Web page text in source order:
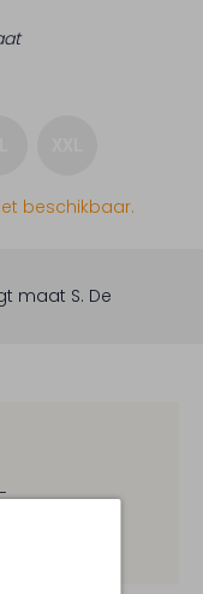
beschikbaar.
maat S. De